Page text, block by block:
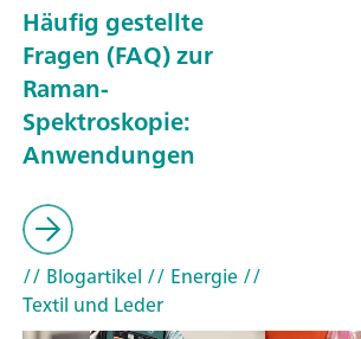
Häufig gestellte
Fragen (FAQ) zur
Raman-
Spektroskopie:
Anwendungen
// Blogartikel // Energie//
Textil und Leder